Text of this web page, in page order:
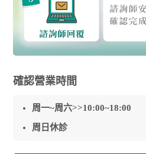
確認營業時間
周一~周六>>10:00~18:00
周日休診